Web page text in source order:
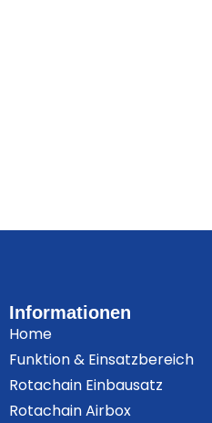
Informationen
Home
Funktion & Einsatzbereich
Rotachain Einbausatz
Rotachain Airbox